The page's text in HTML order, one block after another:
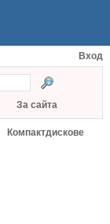
Вход
За сайта
Компактдискове